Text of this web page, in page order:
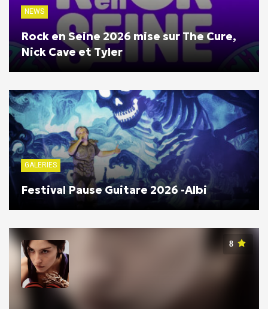
NEWS
Rock en Seine 2026 mise sur The Cure,
Nick Cave et Tyler
GALERIES
Festival Pause Guitare 2026 -Albi
8